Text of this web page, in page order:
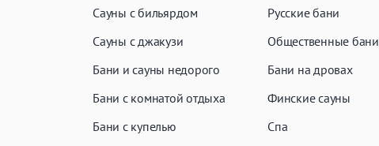
Сауны с бильярдом
Сауны с джакузи
Бани и сауны недорого
Бани с комнатой отдыха
Бани с купелью
Русские бани
Общественные бани
Бани на дровах
Финские сауны
Спа